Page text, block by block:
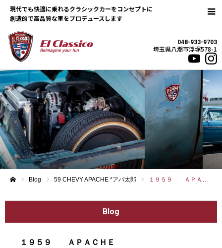
現代でも快適に乗れるクラシックカーをコンセプトに
048-933-9703
埼玉県八潮市浮塚578-1
Blog 59 CHEVY APACHE *アパ太郎 １９５９ ＡＰＡＣＨＥ
Blog
１９５９ ＡＰＡＣＨＥ